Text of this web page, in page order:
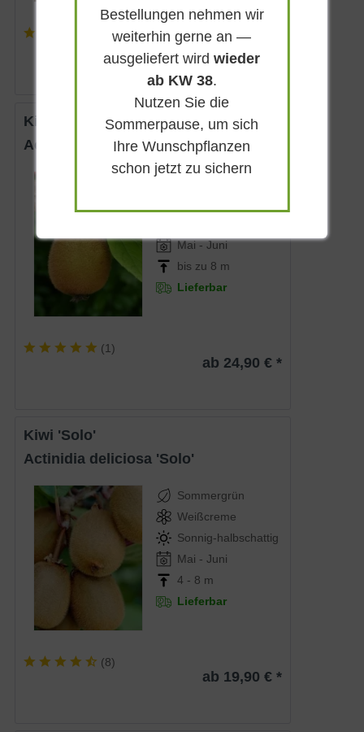
)
Kiwi 'Solissimo'
Actinidia chinensis 'Solissimo ®'
Mai - Juni
bis zu 8 m
Lieferbar
(1)
ab 24,90 € *
Kiwi 'Solo'
Actinidia deliciosa 'Solo'
Sommergrün
Weißcreme
Sonnig-halbschattig
Mai - Juni
4 - 8 m
Lieferbar
(8)
ab 19,90 € *
Bestellungen nehmen wir
weiterhin gerne an —
ausgeliefert wirdwieder
ab KW 38.
Nutzen Sie die
Sommerpause, um sich
Ihre Wunschpflanzen
schon jetzt zu sichern